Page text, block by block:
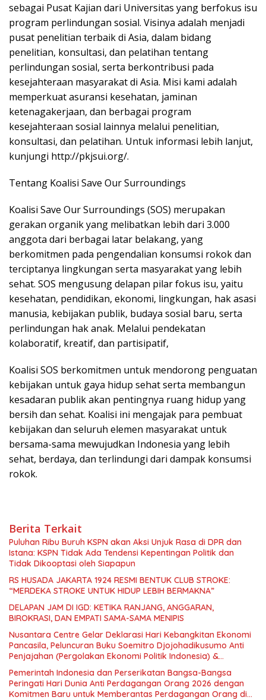
sebagai Pusat Kajian dari Universitas yang berfokus isu
program perlindungan sosial. Visinya adalah menjadi
pusat penelitian terbaik di Asia, dalam bidang
penelitian, konsultasi, dan pelatihan tentang
perlindungan sosial, serta berkontribusi pada
kesejahteraan masyarakat di Asia. Misi kami adalah
memperkuat asuransi kesehatan, jaminan
ketenagakerjaan, dan berbagai program
kesejahteraan sosial lainnya melalui penelitian,
konsultasi, dan pelatihan. Untuk informasi lebih lanjut,
kunjungi http://pkjsui.org/.
Tentang Koalisi Save Our Surroundings
Koalisi Save Our Surroundings (SOS) merupakan
gerakan organik yang melibatkan lebih dari 3.000
anggota dari berbagai latar belakang, yang
berkomitmen pada pengendalian konsumsi rokok dan
terciptanya lingkungan serta masyarakat yang lebih
sehat. SOS mengusung delapan pilar fokus isu, yaitu
kesehatan, pendidikan, ekonomi, lingkungan, hak asasi
manusia, kebijakan publik, budaya sosial baru, serta
perlindungan hak anak. Melalui pendekatan
kolaboratif, kreatif, dan partisipatif,
Koalisi SOS berkomitmen untuk mendorong penguatan
kebijakan untuk gaya hidup sehat serta membangun
kesadaran publik akan pentingnya ruang hidup yang
bersih dan sehat. Koalisi ini mengajak para pembuat
kebijakan dan seluruh elemen masyarakat untuk
bersama-sama mewujudkan Indonesia yang lebih
sehat, berdaya, dan terlindungi dari dampak konsumsi
rokok.
Berita Terkait
Puluhan Ribu Buruh KSPN akan Aksi Unjuk Rasa di DPR dan
Istana: KSPN Tidak Ada Tendensi Kepentingan Politik dan
Tidak Dikooptasi oleh Siapapun
RS HUSADA JAKARTA 1924 RESMI BENTUK CLUB STROKE:
“MERDEKA STROKE UNTUK HIDUP LEBIH BERMAKNA”
DELAPAN JAM DI IGD: KETIKA RANJANG, ANGGARAN,
BIROKRASI, DAN EMPATI SAMA-SAMA MENIPIS
Nusantara Centre Gelar Deklarasi Hari Kebangkitan Ekonomi
Pancasila, Peluncuran Buku Soemitro Djojohadikusumo Anti
Penjajahan (Pergolakan Ekonomi Politik Indonesia) &
Simposium Nasional “Urgensi Undang-Undang Perekonomian
Nasional dan Kesejahteraan Sosial dalam Menata Bangsa
Menuju Indonesia Emas 2045”,
Pemerintah Indonesia dan Perserikatan Bangsa-Bangsa
Peringati Hari Dunia Anti Perdagangan Orang 2026 dengan
Komitmen Baru untuk Memberantas Perdagangan Orang di